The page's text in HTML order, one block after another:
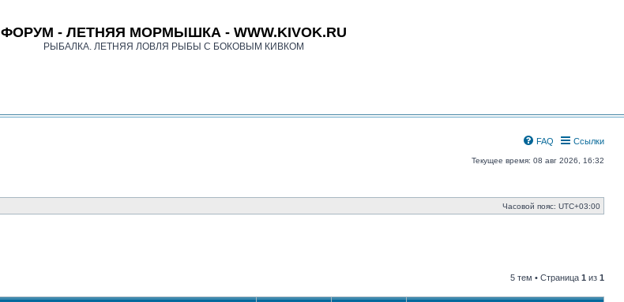
ФОРУМ - ЛЕТНЯЯ МОРМЫШКА - WWW.KIVOK.RU
РЫБАЛКА. ЛЕТНЯЯ ЛОВЛЯ РЫБЫ С БОКОВЫМ КИВКОМ
Ссылки
FAQ
Текущее время: 08 авг 2026, 16:32
Часовой пояс: UTC+03:00
5 тем • Страница 1 из 1